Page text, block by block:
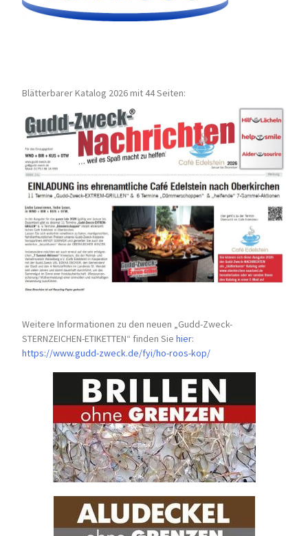
Blätterbarer Katalog 2026 mit 44 Seiten:
Weitere Informationen zu den neuen „Gudd-Zweck-
STERNZEICHEN-ETIKETTEN“ finden Siehier:
https://www.gudd-zweck.de/fyi/ho-roos-kop/